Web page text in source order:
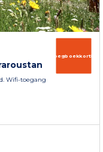
Wifi-toegang
Vroegboekkorting